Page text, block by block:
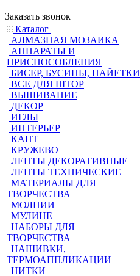
Заказать звонок
Каталог
АЛМАЗНАЯ МОЗАИКА
АППАРАТЫ И
ПРИСПОСОБЛЕНИЯ
БИСЕР, БУСИНЫ, ПАЙЕТКИ
ВСЕ ДЛЯ ШТОР
ВЫШИВАНИЕ
ДЕКОР
ИГЛЫ
ИНТЕРЬЕР
КАНТ
КРУЖЕВО
ЛЕНТЫ ДЕКОРАТИВНЫЕ
ЛЕНТЫ ТЕХНИЧЕСКИЕ
МАТЕРИАЛЫ ДЛЯ
ТВОРЧЕСТВА
МОЛНИИ
МУЛИНЕ
НАБОРЫ ДЛЯ
ТВОРЧЕСТВА
НАШИВКИ,
ТЕРМОАППЛИКАЦИИ
НИТКИ